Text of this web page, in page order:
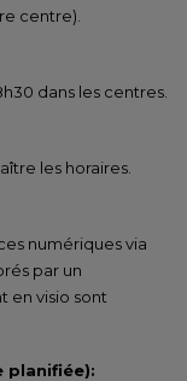
centre).
dans les centres.
les horaires.
numériques via
par un
en visio sont
planifiée):